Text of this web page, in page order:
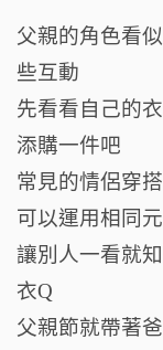
父親的角色看
些互動
先看看自己的
添購一件吧
常見的情侶穿
可以運用相同
讓別人一看就
衣Q
父親節就帶著